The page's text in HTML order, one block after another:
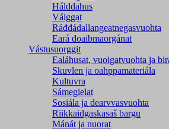
Hálddahus
Válggat
Ráđđádallangeatnegas­vuohta
Eará doaibmaorgánat
Vástusuorggit
Ealáhusat, vuoigatvuohta ja
Skuvlen ja oahppamateriála
Kultuvra
Sámegielat
Sosiála ja dearvvasvuohta
Riikkaidgaskasaš bargu
Mánát ja nuorat